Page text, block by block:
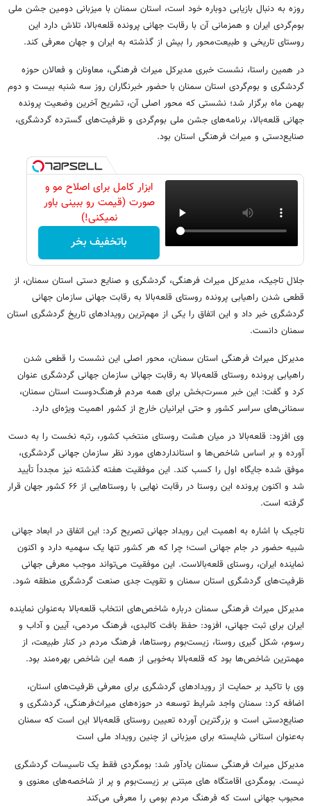
روزه به دنبال بازیابی دوباره خود است، استان سمنان با میزبانی دومین جشن ملی
بوم‌گردی ایران و همزمانی آن با رقابت جهانی پرونده قلعه‌بالا، تلاش دارد این
روستای تاریخی و طبیعت‌محور را بیش از گذشته به ایران و جهان معرفی کند.
در همین راستا، نشست خبری مدیرکل میراث فرهنگی، معاونان و فعالان حوزه
گردشگری و بوم‌گردی استان سمنان با حضور خبرنگاران روز سه شنبه بیست و دوم
بهمن ماه برگزار شد؛ نشستی که محور اصلی آن، تشریح آخرین وضعیت پرونده
جهانی قلعه‌بالا، برنامه‌های جشن ملی بوم‌گردی و ظرفیت‌های گسترده گردشگری،
صنایع‌دستی و میراث فرهنگی استان بود.
ابزار کامل برای اصلاح مو و
صورت (قیمت رو ببینی باور
نمیکنی!)
باتخفیف بخر
جلال تاجیک، مدیرکل میراث فرهنگی، گردشگری و صنایع دستی استان سمنان، از
قطعی شدن راهیابی پرونده روستای قلعه‌بالا به رقابت جهانی سازمان جهانی
گردشگری خبر داد و این اتفاق را یکی از مهم‌ترین رویدادهای تاریخ گردشگری استان
سمنان دانست.
مدیرکل میراث فرهنگی استان سمنان، محور اصلی این نشست را قطعی شدن
راهیابی پرونده روستای قلعه‌بالا به رقابت جهانی سازمان جهانی گردشگری عنوان
کرد و گفت: این خبر مسرت‌بخش برای همه مردم فرهنگ‌دوست استان سمنان،
سمنانی‌های سراسر کشور و حتی ایرانیان خارج از کشور اهمیت ویژه‌ای دارد.
وی افزود: قلعه‌بالا در میان هشت روستای منتخب کشور، رتبه نخست را به دست
آورده و بر اساس شاخص‌ها و استانداردهای مورد نظر سازمان جهانی گردشگری،
موفق شده جایگاه اول را کسب کند. این موفقیت هفته گذشته نیز مجدداً تأیید
شد و اکنون پرونده این روستا در رقابت نهایی با روستاهایی از ۶۶ کشور جهان قرار
گرفته است.
تاجیک با اشاره به اهمیت این رویداد جهانی تصریح کرد: این اتفاق در ابعاد جهانی
شبیه حضور در جام جهانی است؛ چرا که هر کشور تنها یک سهمیه دارد و اکنون
نماینده ایران، روستای قلعه‌بالاست. این موفقیت می‌تواند موجب معرفی جهانی
ظرفیت‌های گردشگری استان سمنان و تقویت جدی صنعت گردشگری منطقه شود.
مدیرکل میراث فرهنگی سمنان درباره شاخص‌های انتخاب قلعه‌بالا به‌عنوان نماینده
ایران برای ثبت جهانی، افزود:‌ حفظ بافت کالبدی، فرهنگ مردمی،‌ آیین و آداب و
رسوم، شکل گیری روستا، زیست‌بوم روستاها، فرهنگ مردم در کنار طبیعت، از
مهمترین شاخص‌ها بود که قلعه‌بالا به‌خوبی از همه این شاخص بهره‌مند بود.
وی با تاکید بر حمایت از رویدادهای گردشگری برای معرفی ظرفیت‌های استان،
اضافه کرد: سمنان واجد شرایط توسعه در حوزه‌های میراث‌فرهنگی، گردشگری و
صنایع‌دستی است و بزرگترین آورده تعیین روستای قلعه‌بالا این است که سمنان
به‌عنوان استانی شایسته برای میزبانی از چنین رویداد ملی است
مدیرکل میراث فرهنگی سمنان یادآور شد: بومگردی فقط یک تاسیسات گردشگری
نیست. بومگردی اقامتگاه های مبتنی بر زیست‌بوم و پر از شاخصه‌های معنوی و
محبوب جهانی است که فرهنگ مردم بومی را معرفی می‌کند